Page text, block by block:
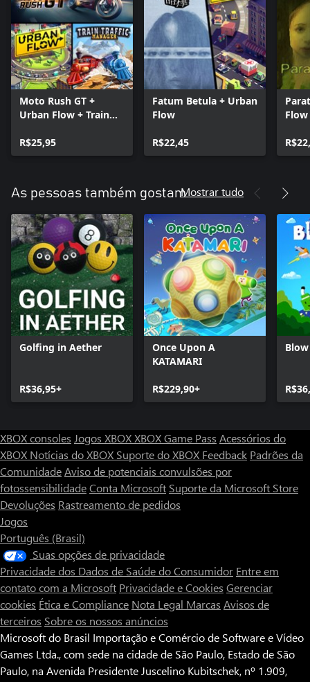
Moto Rush GT +
Urban Flow + Train
R$25,95
Fatum Betula + Urban
Flow
R$22,45
Flow
As pessoas também gostamMostrar tudo
Golfing in Aether
R$36,95+
Once Upon A
KATAMARI
R$229,90+
XBOX consoles Jogos XBOXXBOX Game Pass Acessórios do
XBOX Notícias do XBOX Suporte do XBOX Feedback Padrões da
ComunidadeAviso de potenciais convulsões por
fotossensibilidadeConta Microsoft Suporte da Microsoft Store
Devoluções Rastreamento de pedidos
Jogos
Português (Brasil)
Suas opções de privacidade
Privacidade dos Dados de Saúde do Consumidor Entre em
contato com a Microsoft Privacidade e Cookies Gerenciar
cookies Ética e Compliance Nota Legal Marcas Avisos de
terceiros Sobre os nossos anúncios
Microsoft do Brasil Importação e Comércio de Software e Vídeo
Games Ltda., com sede na cidade de São Paulo, Estado de São
Paulo, na Avenida Presidente Juscelino Kubitschek, nº 1.909,